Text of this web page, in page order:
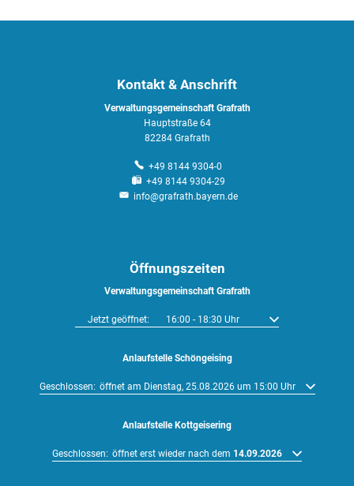
Kontakt & Anschrift
Verwaltungsgemeinschaft Grafrath
Hauptstraße 64
82284 Grafrath
+49 8144 9304-0
+49 8144 9304-29
info@grafrath.bayern.de
Öffnungszeiten
Verwaltungsgemeinschaft Grafrath
Klicken, um weitere Öffnungs- oder Schließzeiten auszublenden
Jetzt geöffnet: 16:00 - 18:30 Uhr Von 16:00 bis 18:30
Anlaufstelle Schöngeising
Klicken, um weitere Öffnungs- oder Schließzeiten auszublenden
Geschlossen: öffnet am Dienstag, 25.08.2026 um 15:00 Uhr
Anlaufstelle Kottgeisering
Klicken, um weitere Öffnungs- oder Schließzeiten auszublenden
Geschlossen: öffnet erst wieder nach dem 14.09.2026